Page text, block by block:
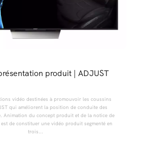
produit | ADJUST
vidéo destinées à promouvoir les coussins
qui améliorent la position de conduite des
Animation du concept produit et de la notice de
est de constituer une vidéo produit segmenté en
trois...